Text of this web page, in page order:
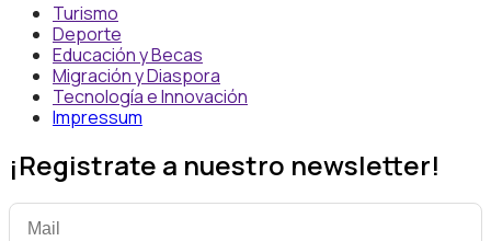
Turismo
Deporte
Educación y Becas
Migración y Diaspora
Tecnología e Innovación
Impressum
¡Registrate a nuestro newsletter!